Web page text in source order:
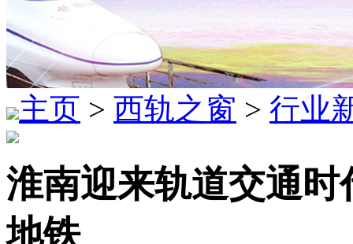
主页 > 西轨之窗 > 行业
淮南迎来轨道交通
地铁